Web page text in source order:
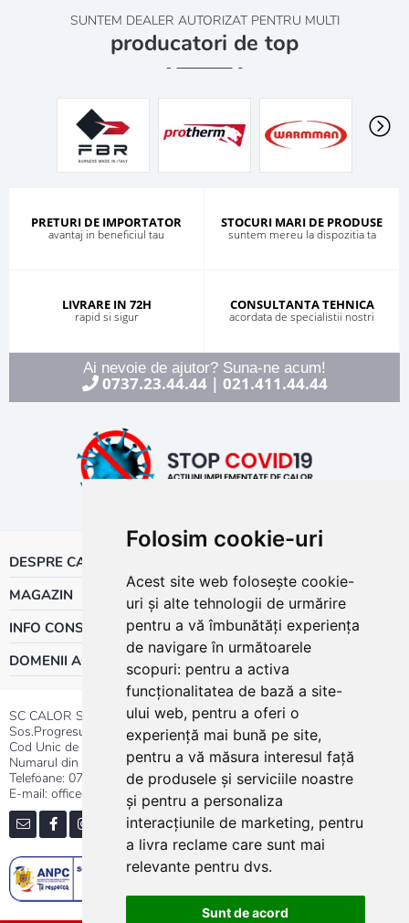
Folosim cookie-uri
Acest site web folosește cookie-
uri și alte tehnologii de urmărire
pentru a vă îmbunătăți experiența
de navigare în următoarele
scopuri: pentru a activa
funcționalitatea de bază a site-
ului web, pentru a oferi o
experiență mai bună pe site,
pentru a vă măsura interesul față
de produsele și serviciile noastre
și pentru a personaliza
interacțiunile de marketing, pentru
a livra reclame care sunt mai
relevante pentru dvs.
Sunt de acord
SUNTEM DEALER AUTORIZAT PENTRU MULTI
producatori de top
PRETURI DE IMPORTATOR
avantaj in beneficiul tau
STOCURI MARI DE PRODUSE
suntem mereu la dispozitia ta
LIVRARE IN 72H
rapid si sigur
CONSULTANTA TEHNICA
acordata de specialistii nostri
Ai nevoie de ajutor? Suna-ne acum!
0737.23.44.44| 021.411.44.44
DESPRE CALOR
MAGAZIN
INFO CONSUMATOR
DOMENII ACTIVITATE
SC CALOR SRL
Sos.Progresului nr.30-40, Sector 5, Bucuresti
Cod Unic de Inregistrare: RO 3004724
Numarul din Registrul Comertului:J40/13176/1991
Telefoane: 0737.23.44.44|021.411.44.44
E-mail: office@calor.ro